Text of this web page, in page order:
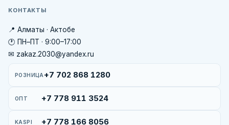
КОНТАКТЫ
📍 Алматы · Актобе
🕐 ПН–ПТ · 9:00–17:00
✉ zakaz.2030@yandex.ru
РОЗНИЦА +7 702 868 1280
ОПТ +7 778 911 3524
KASPI +7 778 166 8056